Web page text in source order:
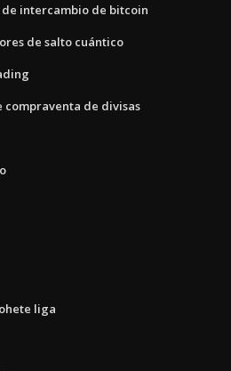
intercambio de bitcoin
de salto cuántico
compraventa de divisas
liga